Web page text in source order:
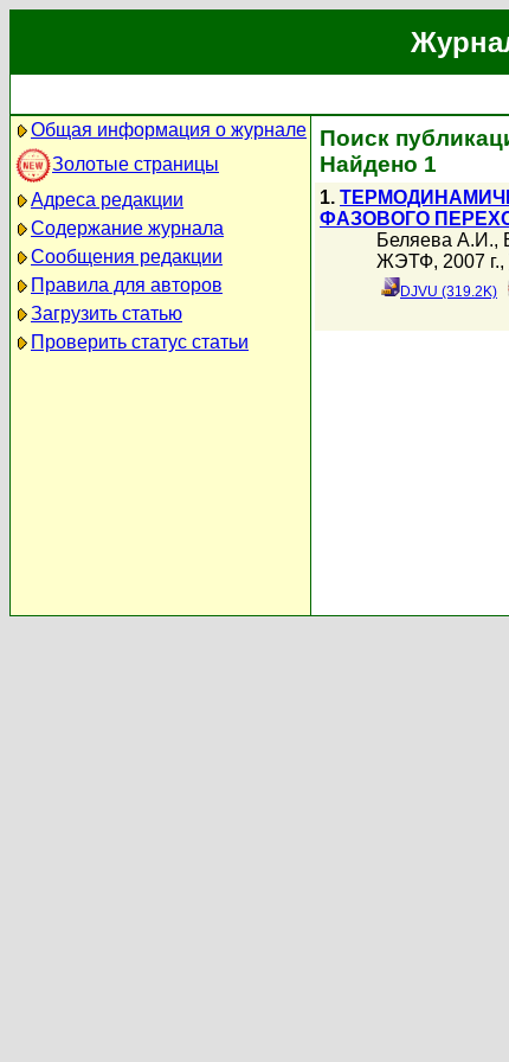
Общая информация о журнале
Золотые страницы
Адреса редакции
Содержание журнала
Сообщения редакции
Правила для авторов
Загрузить статью
Проверить статус статьи
Поиск
Найдено 1
1.
ФАЗОВОГО
Беляева А.И.,
ЖЭТФ, 2007 г.,
DJVU (319.2K)